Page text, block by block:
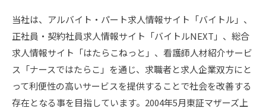
当社は、アルバイト・パート求人情報サイト「バイトル」、
正社員・契約社員求人情報サイト「バイトルNEXT」、総合
求人情報サイト「はたらこねっと」、看護師人材紹介サービ
ス「ナースではたらこ」を通じ、求職者と求人企業双方にと
って利便性の高いサービスを提供することで社会を改善する
存在となる事を目指しています。2004年5月東証マザーズ上